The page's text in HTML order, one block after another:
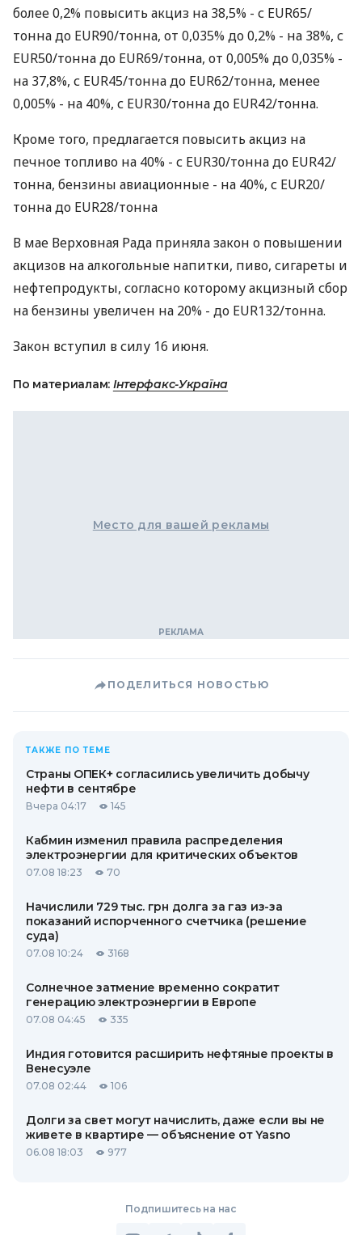
более 0,2% повысить акциз на 38,5% - с EUR65/
тонна до EUR90/тонна, от 0,035% до 0,2% - на 38%, с
EUR50/тонна до EUR69/тонна, от 0,005% до 0,035% -
на 37,8%, с EUR45/тонна до EUR62/тонна, менее
0,005% - на 40%, с EUR30/тонна до EUR42/тонна.
Кроме того, предлагается повысить акциз на
печное топливо на 40% - с EUR30/тонна до EUR42/
тонна, бензины авиационные - на 40%, с EUR20/
тонна до EUR28/тонна
В мае Верховная Рада приняла закон о повышении
акцизов на алкогольные напитки, пиво, сигареты и
нефтепродукты, согласно которому акцизный сбор
на бензины увеличен на 20% - до EUR132/тонна.
Закон вступил в силу 16 июня.
По материалам: Інтерфакс-Україна
Место для вашей рекламы
ПОДЕЛИТЬСЯ НОВОСТЬЮ
ТАКЖЕ ПО ТЕМЕ
Страны ОПЕК+ согласились увеличить добычу
нефти в сентябре
Вчера 04:17 145
Кабмин изменил правила распределения
электроэнергии для критических объектов
07.08 18:23 70
Начислили 729 тыс. грн долга за газ из-за
показаний испорченного счетчика (решение
суда)
07.08 10:24 3168
Солнечное затмение временно сократит
генерацию электроэнергии в Европе
07.08 04:45 335
Индия готовится расширить нефтяные проекты в
Венесуэле
07.08 02:44 106
Долги за свет могут начислить, даже если вы не
живете в квартире — объяснение от Yasno
06.08 18:03 977
Подпишитесь на нас